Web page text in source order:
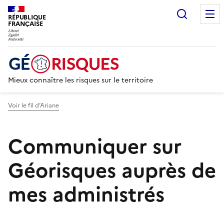
RÉPUBLIQUE
FRANÇAISE
Mieux connaître les risques sur le territoire
Voir le fil d’Ariane
Communiquer sur
Géorisques auprès de
mes administrés